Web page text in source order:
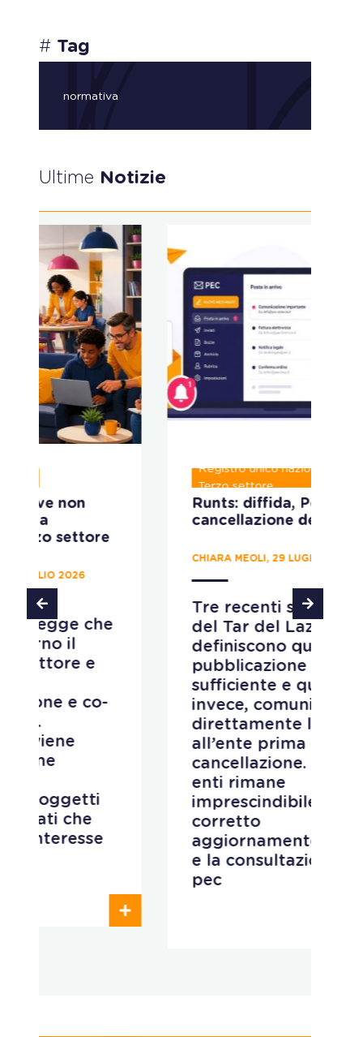
# Tag
normativa
Ultime Notizie
Registro unico nazionale del
Runts: diffida, Pec e
cancellazione degli enti
CHIARA MEOLI, 29 LUGLIO 2026
Tre recenti sentenze
del Tar del Lazio
definiscono quando la
pubblicazione sul Burl è
sufficiente e quando,
invece, comunicare
direttamente la diffida
all’ente prima della
cancellazione. Per gli
imprescindibile il
corretto
aggiornamento dei dati
e la consultazione della